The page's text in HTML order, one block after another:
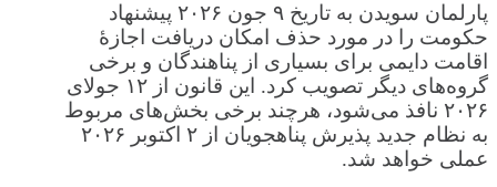
پارلمان سویدن به تاریخ ۹ جون ۲۰۲۶ پیشنهاد
حکومت را در مورد حذف امکان دریافت اجازهٔ
اقامت دایمی برای بسیاری از پناهندگان و برخی
گروه‌های دیگر تصویب کرد. این قانون از ۱۲ جولای
۲۰۲۶ نافذ می‌شود، هرچند برخی بخش‌های مربوط
به نظام جدید پذیرش پناهجویان از ۲ اکتوبر ۲۰۲۶
عملی خواهد شد.